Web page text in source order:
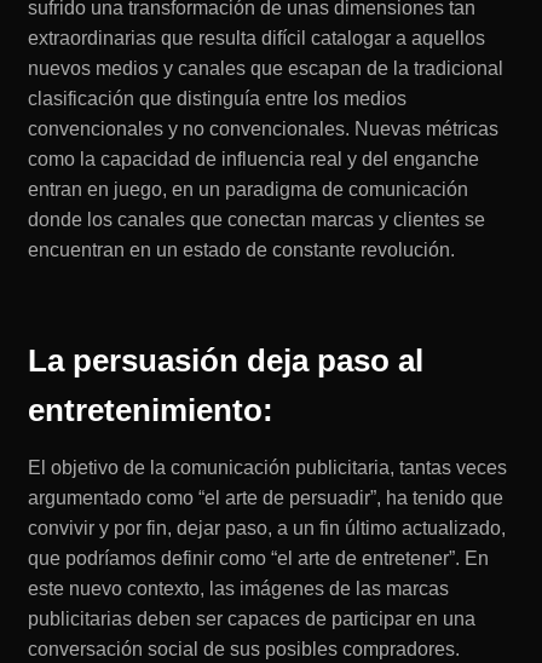
sufrido una transformación de unas dimensiones tan
extraordinarias que resulta difícil catalogar a aquellos
nuevos medios y canales que escapan de la tradicional
clasificación que distinguía entre los medios
convencionales y no convencionales. Nuevas métricas
como la capacidad de influencia real y del enganche
entran en juego, en un paradigma de comunicación
donde los canales que conectan marcas y clientes se
encuentran en un estado de constante revolución.
La persuasión deja paso al
entretenimiento:
El objetivo de la comunicación publicitaria, tantas veces
argumentado como “el arte de persuadir”, ha tenido que
convivir y por fin, dejar paso, a un fin último actualizado,
que podríamos definir como “el arte de entretener”. En
este nuevo contexto, las imágenes de las marcas
publicitarias deben ser capaces de participar en una
conversación social de sus posibles compradores.